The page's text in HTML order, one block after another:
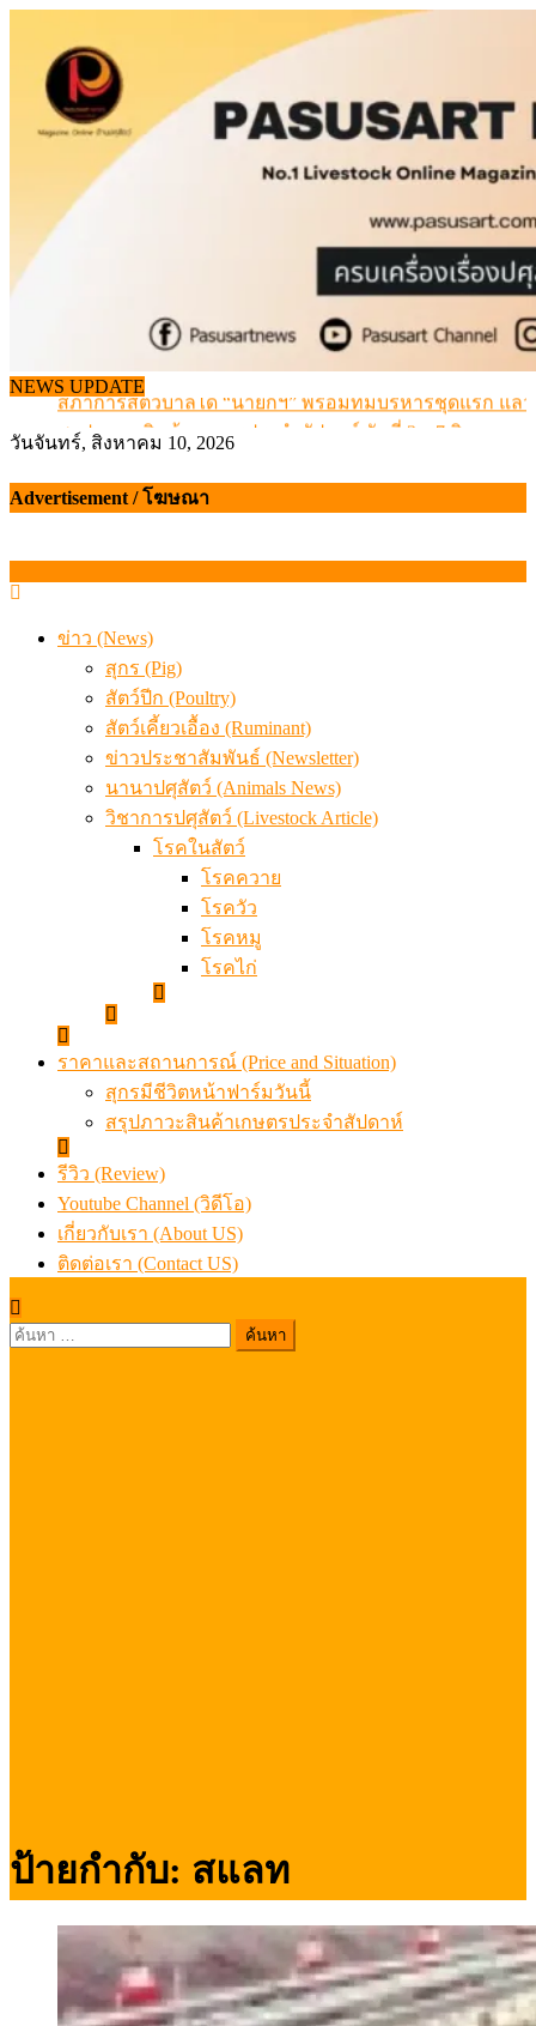
content
NEWS UPDATE
ข้อมูลราคา สุกรมีชีวิตหน้าฟาร์ม พระที่ 6 สิงหาคม 2569
สภาการสัตวบาลได้ “นายกฯ” พร้อมทีมบริหารชุดแรก แล้
สรุปภาวะ สินค้าเกษตรประจำสัปดาห์ วันที่ 3 – 7 สิงหาคม
สุดอั้น! ไข่ไก่หน้าฟาร์มปรับขึ้นอีก 6 บาท/แผง เริ่ม 7 ส.ค.69
วันจันทร์, สิงหาคม 10, 2026
Advertisement / โฆษณา
ข่าว (News)
สุกร (Pig)
สัตว์ปีก (Poultry)
สัตว์เคี้ยวเอื้อง (Ruminant)
ข่าวประชาสัมพันธ์ (Newsletter)
นานาปศุสัตว์ (Animals News)
วิชาการปศุสัตว์ (Livestock Article)
โรคในสัตว์
โรคควาย
โรควัว
โรคหมู
โรคไก่
ราคาและสถานการณ์ (Price and Situation)
สุกรมีชีวิตหน้าฟาร์มวันนี้
สรุปภาวะสินค้าเกษตรประจำสัปดาห์
รีวิว (Review)
Youtube Channel (วิดีโอ)
เกี่ยวกับเรา (About US)
ติดต่อเรา (Contact US)
ค้นหา
ป้ายกำกับ: สแลท